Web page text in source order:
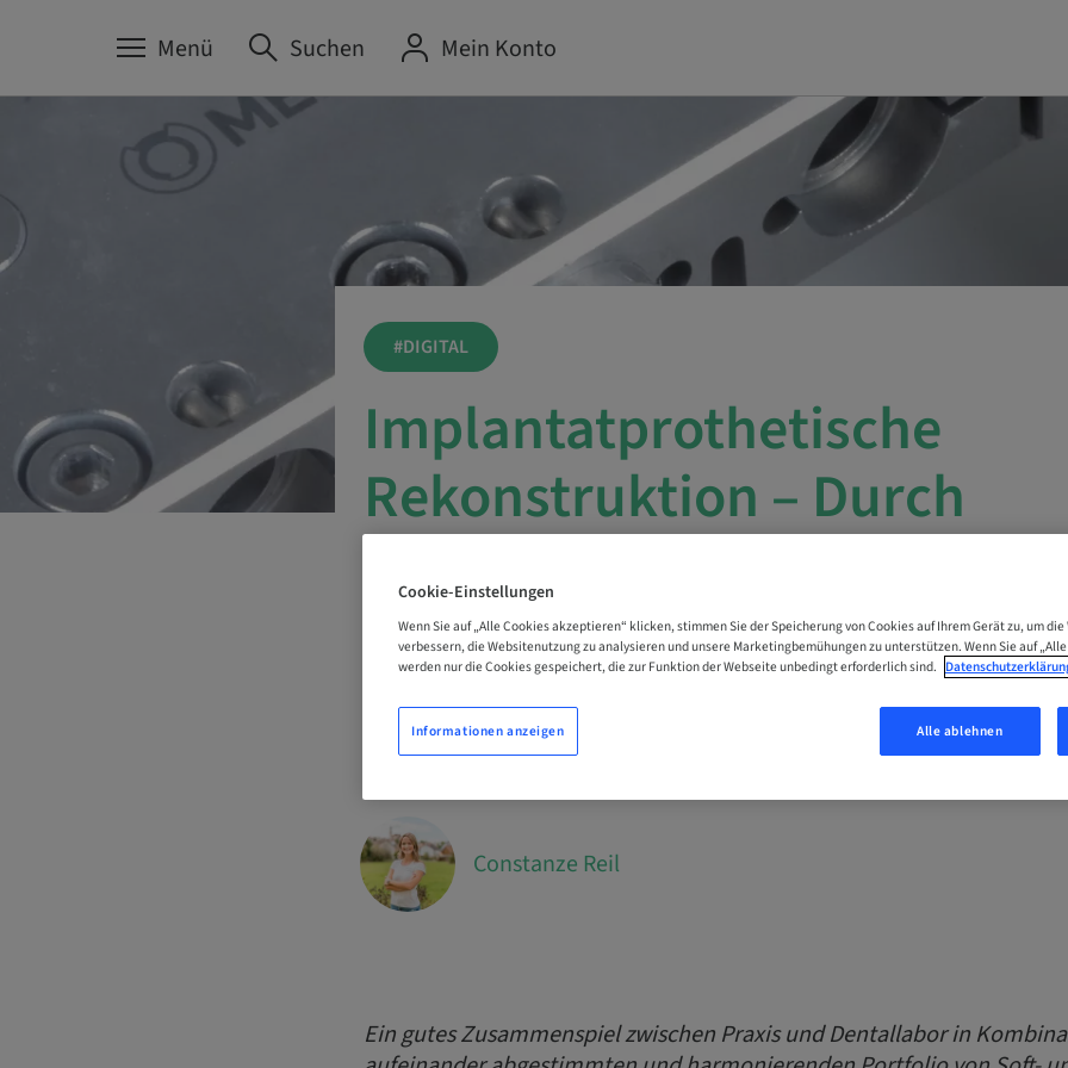
Menü Suchen Mein Konto
#DIGITAL
Implantatprothetische
Rekonstruktion – Durch
Backwardplanning und
Tools zum Erfolg
Perfektes Match für Praxis und Labor – Abgestimmte
Software in der Implantologie
Constanze Reil
Ein gutes Zusammenspiel zwischen Praxis und Dentallabor in
Cookie-Einstellungen
Wenn Sie auf „Alle Cookies akzeptieren“ klicken, stimmen Sie der Speicherung von Cookies auf Ihrem Gerät zu, um
verbessern, die Websitenutzung zu analysieren und unsere Marketingbemühungen zu unterstützen. Wenn Sie auf
werden nur die Cookies gespeichert, die zur Funktion der Webseite unbedingt erforderlich sind.
Alle ablehnen
Informationen anzeigen